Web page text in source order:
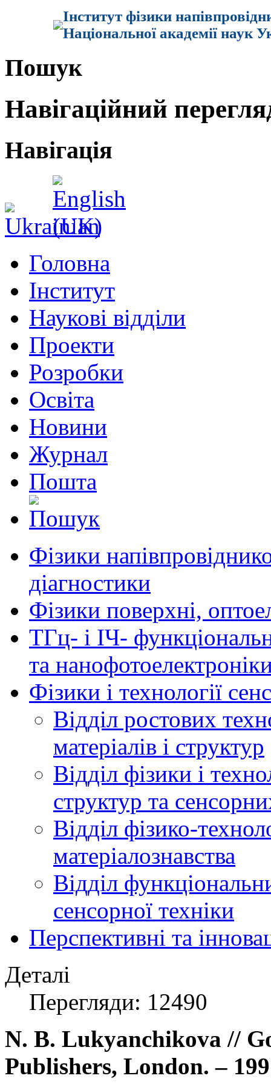
Інститут фізики
Національної академії наук
Пошук
Навігаційний
Навігація
Головна
Інститут
Наукові відділи
Проекти
Розробки
Освіта
Новини
Журнал
Пошта
Фізики
діагностики
Фізики поверхні,
ТГц- і ІЧ-
та
Фізики і технології
Відділ ростових
матеріалів і структур
Відділ фізики і
структур та
Відділ фізико-
матеріалознавства
Відділ
сенсорної техніки
Перспективні та
Деталі
Перегляди: 12490
N. B. Lukyanchikova //
Publishers, London. –